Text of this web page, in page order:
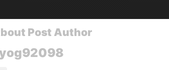
Post Author